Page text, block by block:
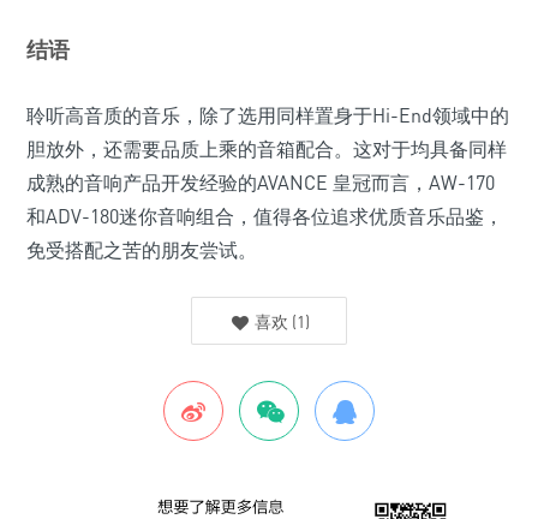
结语
聆听高音质的音乐，除了选用同样置身于Hi-End领域中的
胆放外，还需要品质上乘的音箱配合。这对于均具备同样
成熟的音响产品开发经验的AVANCE 皇冠而言，AW-170
和ADV-180迷你音响组合，值得各位追求优质音乐品鉴，
免受搭配之苦的朋友尝试。
喜欢 (1)